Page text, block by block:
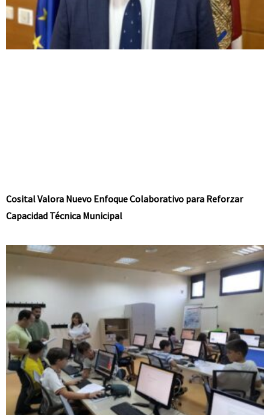
Cosital Valora Nuevo Enfoque Colaborativo para Reforzar
Capacidad Técnica Municipal